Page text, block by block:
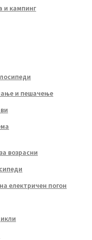
и кампинг
и пешачење
возрасни
електричен погон